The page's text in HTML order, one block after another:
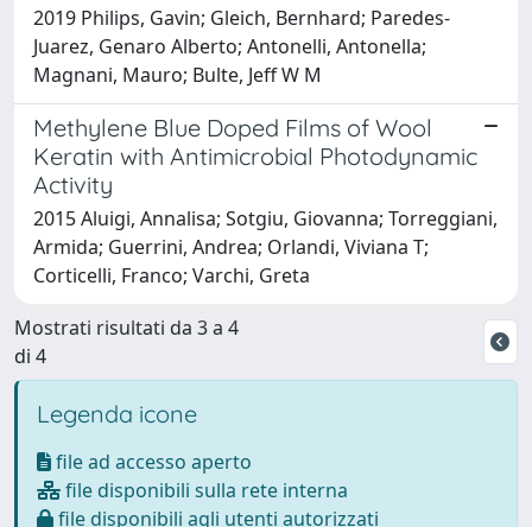
2019 Philips, Gavin; Gleich, Bernhard; Paredes-
Juarez, Genaro Alberto; Antonelli, Antonella;
Magnani, Mauro; Bulte, Jeff W M
Methylene Blue Doped Films of Wool
Keratin with Antimicrobial Photodynamic
Activity
2015 Aluigi, Annalisa; Sotgiu, Giovanna; Torreggiani,
Armida; Guerrini, Andrea; Orlandi, Viviana T;
Corticelli, Franco; Varchi, Greta
Mostrati risultati da 3 a 4
di 4
Legenda icone
file ad accesso aperto
file disponibili sulla rete interna
file disponibili agli utenti autorizzati